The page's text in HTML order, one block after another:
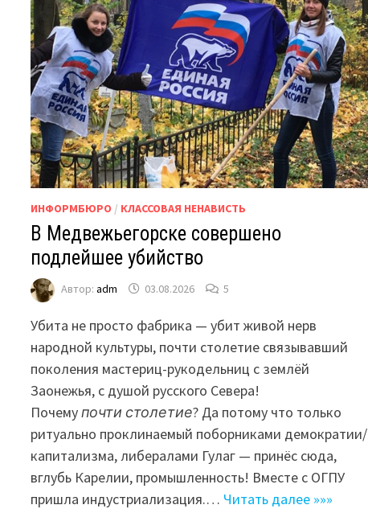
ИНФОРМБЮРО / КЛАССОВАЯ НЕНАВИСТЬ
В Медвежьегорске совершено
подлейшее убийство
Автор:adm 03.08.2026 5
Убита не просто фабрика — убит живой нерв
народной культуры, почти столетие связывавший
поколения мастериц-рукодельниц с землёй
Заонежья, с душой русского Севера!
Почемупочти столетие? Да потому что только
ритуально проклинаемый поборниками демократии/
капитализма, либералами Гулаг — принёс сюда,
вглубь Карелии, промышленность! Вместе с ОГПУ
пришла индустриализация.… Читать далее »»»